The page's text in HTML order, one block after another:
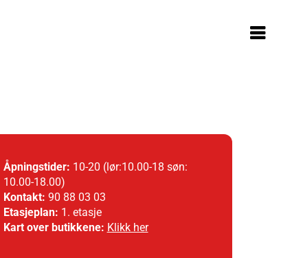
Åpningstider: 10-20 (lør:10.00-18 søn:
10.00-18.00)
Kontakt: 90 88 03 03
Etasjeplan: 1. etasje
Kart over butikkene: Klikk her